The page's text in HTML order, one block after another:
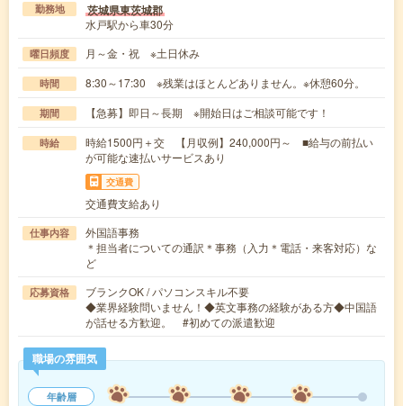
勤務地 茨城県東茨城郡
水戸駅から車30分
曜日頻度 月～金・祝 ※土日休み
時間 8:30～17:30 ※残業はほとんどありません。※休憩60分。
期間 【急募】即日～長期 ※開始日はご相談可能です！
時給
時給1500円＋交 【月収例】240,000円～ ■給与の前払い
が可能な速払いサービスあり
交通費
交通費支給あり
仕事内容
外国語事務
＊担当者についての通訳＊事務（入力＊電話・来客対応）な
ど
応募資格
ブランクOK / パソコンスキル不要
◆業界経験問いません！◆英文事務の経験がある方◆中国語
が話せる方歓迎。 #初めての派遣歓迎
職場の雰囲気
年齢層